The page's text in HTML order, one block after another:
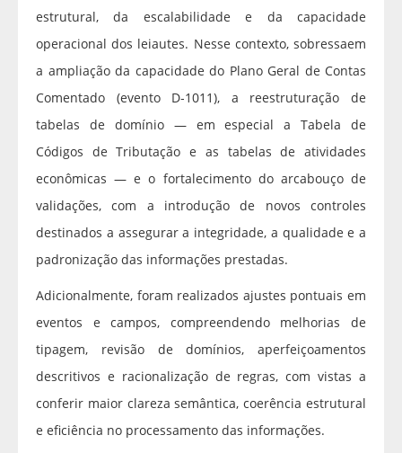
estrutural, da escalabilidade e da capacidade
operacional dos leiautes. Nesse contexto, sobressaem
a ampliação da capacidade do Plano Geral de Contas
Comentado (evento D‑1011), a reestruturação de
tabelas de domínio — em especial a Tabela de
Códigos de Tributação e as tabelas de atividades
econômicas — e o fortalecimento do arcabouço de
validações, com a introdução de novos controles
destinados a assegurar a integridade, a qualidade e a
padronização das informações prestadas.
Adicionalmente, foram realizados ajustes pontuais em
eventos e campos, compreendendo melhorias de
tipagem, revisão de domínios, aperfeiçoamentos
descritivos e racionalização de regras, com vistas a
conferir maior clareza semântica, coerência estrutural
e eficiência no processamento das informações.